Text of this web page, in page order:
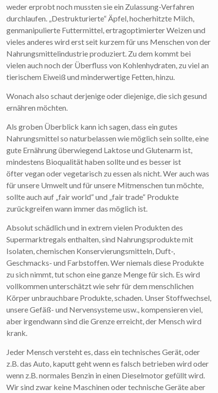
weder erprobt noch mussten sie ein Zulassung-Verfahren
durchlaufen. „Destrukturierte“ Äpfel, hocherhitzte Milch,
genmanipulierte Futtermittel, ertragoptimierter Weizen und
vieles anderes wird erst seit kurzem für uns Menschen von der
Nahrungsmittelindustrie produziert. Zu dem kommt bei
vielen auch noch der Überfluss von Kohlenhydraten, zu viel an
tierischem Eiweiß und minderwertige Fetten, hinzu.
Wonach also schaut derjenige oder diejenige, die sich gesund
ernähren möchten.
Als groben Überblick kann ich sagen, dass ein gutes
Nahrungsmittel so naturbelassen wie möglich sein sollte, eine
gute Ernährung überwiegend Laktose und Glutenarm ist,
mindestens Bioqualität haben sollte und es besser ist
öfter vegan oder vegetarisch zu essen als nicht. Wer auch was
für unsere Umwelt und für unsere Mitmenschen tun möchte,
sollte auch auf „fair world“ und „fair trade“ Produkte
zurückgreifen wann immer das möglich ist.
Absolut schädlich und in extrem vielen Produkten des
Supermarktregals enthalten, sind Nahrungsprodukte mit
Isolaten, chemischen Konservierungsmitteln, Duft-,
Geschmacks- und Farbstoffen. Wer niemals diese Produkte
zu sich nimmt, tut schon eine ganze Menge für sich. Es wird
vollkommen unterschätzt wie sehr für dem menschlichen
Körper unbrauchbare Produkte, schaden. Unser Stoffwechsel,
unsere Gefäß- und Nervensysteme usw., kompensieren viel,
aber irgendwann sind die Grenze erreicht, der Mensch wird
krank.
Jeder Mensch versteht es, dass ein technisches Gerät, oder
z.B. das Auto, kaputt geht wenn es falsch betrieben wird oder
wenn z.B. normales Benzin in einen Dieselmotor gefüllt wird.
Wir sind zwar keine Maschinen oder technische Geräte aber